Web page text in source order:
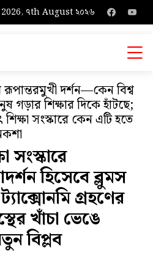
৭th August ২০২৬
রূপান্তরমুখী দর্শন—কেন বিশ্ব
গড়ার শিক্ষার দিকে হাঁটছে;
সংস্কারে কেন এটি হতে
সংস্কারে
হিসেবে ব্লুমস
গ্রহণের
খাঁচা ভেঙে
বিপ্লব